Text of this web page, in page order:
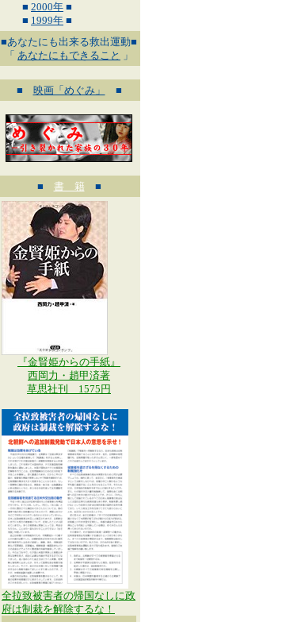
■ 2000年 ■
■ 1999年 ■
■あなたにも出来る救出運動■
「 あなたにもできること 」
■ 映画「めぐみ」 ■
■ 書 籍 ■
『金賢姫からの手紙』
西岡力・趙甲済著
草思社刊 1575円
全拉致被害者の帰国なしに政
府は制裁を解除するな！